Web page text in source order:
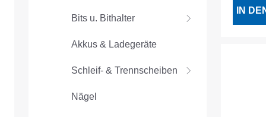
Bits u. Bithalter
Akkus & Ladegeräte
Schleif- & Trennscheiben
Nägel
IN